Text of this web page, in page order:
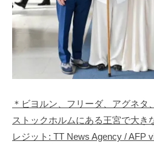
＊ビヨルン、フリーダ、アグネタ
ストックホルムにある王宮で大き
レジット: TT News Agency / AFP